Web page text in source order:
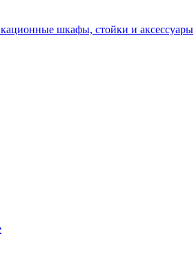
шкафы, стойки и аксессуары